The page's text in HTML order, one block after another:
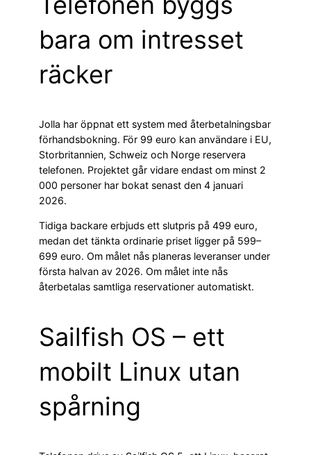
bara om intresset
räcker
Jolla har öppnat ett system med återbetalningsbar
förhandsbokning. För 99 euro kan användare i EU,
Storbritannien, Schweiz och Norge reservera
telefonen. Projektet går vidare endast om minst 2
000 personer har bokat senast den 4 januari
2026.
Tidiga backare erbjuds ett slutpris på 499 euro,
medan det tänkta ordinarie priset ligger på 599–
699 euro. Om målet nås planeras leveranser under
första halvan av 2026. Om målet inte nås
återbetalas samtliga reservationer automatiskt.
Sailfish OS – ett
mobilt Linux utan
spårning